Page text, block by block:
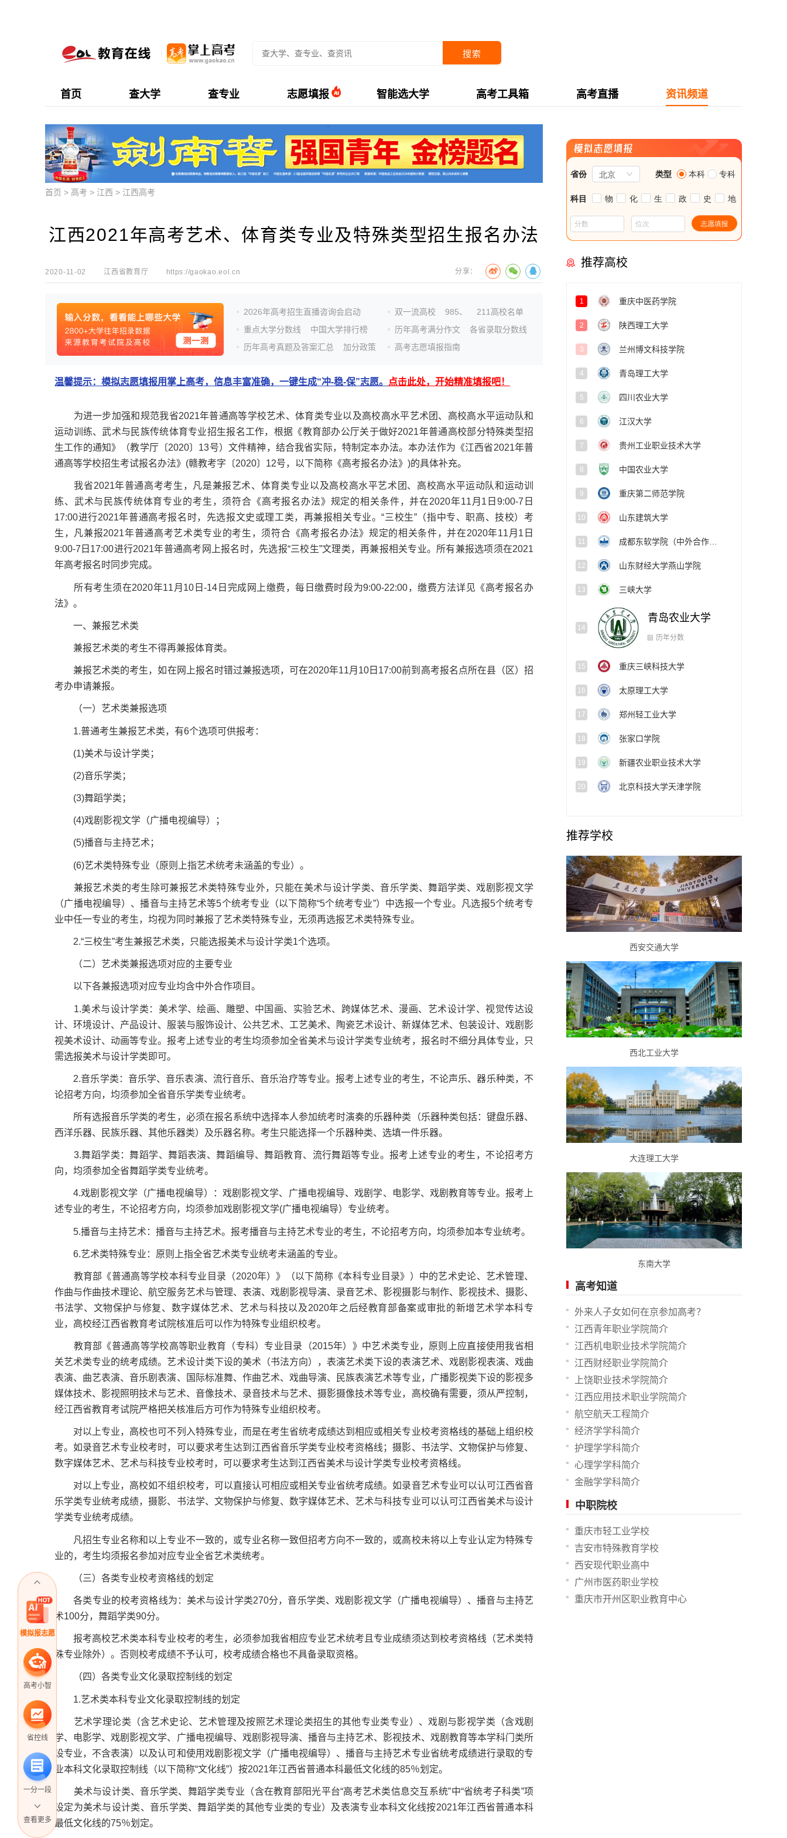
搜索
首页 查大学 查专业 志愿填报 智能选大学 高考工具箱 高考直播 资讯频道
模拟报志愿
高考小智
省控线
一分一段
查看更多
首页 > 高考 > 江西 > 江西高考
江西2021年高考艺术、体育类专业及特殊类型招生报名办法
2020-11-02 江西省教育厅 https://gaokao.eol.cn 分享：
2026年高考招生直播咨询会启动
重点大学分数线
中国大学排行榜
历年高考真题及答案汇总
加分政策
双一流高校 985、
211高校名单
历年高考满分作文
各省录取分数线
高考志愿填报指南
温馨提示：模拟志愿填报用掌上高考，信息丰富准确，一键生成“冲-稳-保”志愿。 点击此处，开始精准填报吧！
为进一步加强和规范我省2021年普通高等学校艺术、体育类专业以及高校高水平艺术团、高校高水平运动队和
运动训练、武术与民族传统体育专业招生报名工作，根据《教育部办公厅关于做好2021年普通高校部分特殊类型招
生工作的通知》（教学厅〔2020〕13号）文件精神，结合我省实际，特制定本办法。本办法作为《江西省2021年普
通高等学校招生考试报名办法》(赣教考字〔2020〕12号，以下简称《高考报名办法》)的具体补充。
我省2021年普通高考考生，凡是兼报艺术、体育类专业以及高校高水平艺术团、高校高水平运动队和运动训
练、武术与民族传统体育专业的考生，须符合《高考报名办法》规定的相关条件，并在2020年11月1日9:00-7日
17:00进行2021年普通高考报名时，先选报文史或理工类，再兼报相关专业。“三校生”（指中专、职高、技校）考
生，凡兼报2021年普通高考艺术类专业的考生，须符合《高考报名办法》规定的相关条件，并在2020年11月1日
9:00-7日17:00进行2021年普通高考网上报名时，先选报“三校生”文理类，再兼报相关专业。所有兼报选项须在2021
年高考报名时同步完成。
所有考生须在2020年11月10日-14日完成网上缴费，每日缴费时段为9:00-22:00，缴费方法详见《高考报名办
法》。
一、兼报艺术类
兼报艺术类的考生不得再兼报体育类。
兼报艺术类的考生，如在网上报名时错过兼报选项，可在2020年11月10日17:00前到高考报名点所在县（区）招
考办申请兼报。
（一）艺术类兼报选项
1.普通考生兼报艺术类，有6个选项可供报考：
(1)美术与设计学类；
(2)音乐学类；
(3)舞蹈学类；
(4)戏剧影视文学（广播电视编导）；
(5)播音与主持艺术；
(6)艺术类特殊专业（原则上指艺术统考未涵盖的专业）。
兼报艺术类的考生除可兼报艺术类特殊专业外，只能在美术与设计学类、音乐学类、舞蹈学类、戏剧影视文学
（广播电视编导）、播音与主持艺术等5个统考专业（以下简称“5个统考专业”）中选报一个专业。凡选报5个统考专
业中任一专业的考生，均视为同时兼报了艺术类特殊专业，无须再选报艺术类特殊专业。
2.“三校生”考生兼报艺术类，只能选报美术与设计学类1个选项。
（二）艺术类兼报选项对应的主要专业
以下各兼报选项对应专业均含中外合作项目。
1.美术与设计学类：美术学、绘画、雕塑、中国画、实验艺术、跨媒体艺术、漫画、艺术设计学、视觉传达设
计、环境设计、产品设计、服装与服饰设计、公共艺术、工艺美术、陶瓷艺术设计、新媒体艺术、包装设计、戏剧影
视美术设计、动画等专业。报考上述专业的考生均须参加全省美术与设计学类专业统考，报名时不细分具体专业，只
需选报美术与设计学类即可。
2.音乐学类：音乐学、音乐表演、流行音乐、音乐治疗等专业。报考上述专业的考生，不论声乐、器乐种类，不
论招考方向，均须参加全省音乐学类专业统考。
所有选报音乐学类的考生，必须在报名系统中选择本人参加统考时演奏的乐器种类（乐器种类包括：键盘乐器、
西洋乐器、民族乐器、其他乐器类）及乐器名称。考生只能选择一个乐器种类、选填一件乐器。
3.舞蹈学类：舞蹈学、舞蹈表演、舞蹈编导、舞蹈教育、流行舞蹈等专业。报考上述专业的考生，不论招考方
向，均须参加全省舞蹈学类专业统考。
4.戏剧影视文学（广播电视编导）：戏剧影视文学、广播电视编导、戏剧学、电影学、戏剧教育等专业。报考上
述专业的考生，不论招考方向，均须参加戏剧影视文学(广播电视编导）专业统考。
5.播音与主持艺术：播音与主持艺术。报考播音与主持艺术专业的考生，不论招考方向，均须参加本专业统考。
6.艺术类特殊专业：原则上指全省艺术类专业统考未涵盖的专业。
教育部《普通高等学校本科专业目录（2020年）》（以下简称《本科专业目录》）中的艺术史论、艺术管理、
作曲与作曲技术理论、航空服务艺术与管理、表演、戏剧影视导演、录音艺术、影视摄影与制作、影视技术、摄影、
书法学、文物保护与修复、数字媒体艺术、艺术与科技以及2020年之后经教育部备案或审批的新增艺术学本科专
业，高校经江西省教育考试院核准后可以作为特殊专业组织校考。
教育部《普通高等学校高等职业教育（专科）专业目录（2015年）》中艺术类专业，原则上应直接使用我省相
关艺术类专业的统考成绩。艺术设计类下设的美术（书法方向），表演艺术类下设的表演艺术、戏剧影视表演、戏曲
表演、曲艺表演、音乐剧表演、国际标准舞、作曲艺术、戏曲导演、民族表演艺术等专业，广播影视类下设的影视多
媒体技术、影视照明技术与艺术、音像技术、录音技术与艺术、摄影摄像技术等专业，高校确有需要，须从严控制，
经江西省教育考试院严格把关核准后方可作为特殊专业组织校考。
对以上专业，高校也可不列入特殊专业，而是在考生省统考成绩达到相应或相关专业校考资格线的基础上组织校
考。如录音艺术专业校考时，可以要求考生达到江西省音乐学类专业校考资格线；摄影、书法学、文物保护与修复、
数字媒体艺术、艺术与科技专业校考时，可以要求考生达到江西省美术与设计学类专业校考资格线。
对以上专业，高校如不组织校考，可以直接认可相应或相关专业省统考成绩。如录音艺术专业可以认可江西省音
乐学类专业统考成绩，摄影、书法学、文物保护与修复、数字媒体艺术、艺术与科技专业可以认可江西省美术与设计
学类专业统考成绩。
凡招生专业名称和以上专业不一致的，或专业名称一致但招考方向不一致的，或高校未将以上专业认定为特殊专
业的，考生均须报名参加对应专业全省艺术类统考。
（三）各类专业校考资格线的划定
各类专业的校考资格线为：美术与设计学类270分，音乐学类、戏剧影视文学（广播电视编导）、播音与主持艺
术100分，舞蹈学类90分。
报考高校艺术类本科专业校考的考生，必须参加我省相应专业艺术统考且专业成绩须达到校考资格线（艺术类特
殊专业除外）。否则校考成绩不予认可，校考成绩合格也不具备录取资格。
（四）各类专业文化录取控制线的划定
1.艺术类本科专业文化录取控制线的划定
艺术学理论类（含艺术史论、艺术管理及按照艺术理论类招生的其他专业类专业）、戏剧与影视学类（含戏剧
学、电影学、戏剧影视文学、广播电视编导、戏剧影视导演、播音与主持艺术、影视技术、戏剧教育等本学科门类所
设专业，不含表演）以及认可和使用戏剧影视文学（广播电视编导）、播音与主持艺术专业省统考成绩进行录取的专
业本科文化录取控制线（以下简称“文化线”）按2021年江西省普通本科最低文化线的85％划定。
美术与设计类、音乐学类、舞蹈学类专业（含在教育部阳光平台“高考艺术类信息交互系统”中“省统考子科类”项
设定为美术与设计类、音乐学类、舞蹈学类的其他专业类的专业）及表演专业本科文化线按2021年江西省普通本科
最低文化线的75％划定。
推荐高校
1 重庆中医药学院
2 陕西理工大学
3 兰州博文科技学院
4 青岛理工大学
5 四川农业大学
6 江汉大学
7 贵州工业职业技术大学
8 中国农业大学
9 重庆第二师范学院
10 山东建筑大学
11
12 山东财经大学燕山学院
13 三峡大学
青岛农业大学
历年分数
16 太原理工大学
17 郑州轻工业大学
18 张家口学院
19 新疆农业职业技术大学
20 北京科技大学天津学院
推荐学校
西安交通大学
西北工业大学
大连理工大学
东南大学
高考知道
外来人子女如何在京参加高考？
江西青年职业学院简介
江西机电职业技术学院简介
江西财经职业学院简介
上饶职业技术学院简介
江西应用技术职业学院简介
航空航天工程简介
经济学学科简介
护理学学科简介
心理学学科简介
金融学学科简介
中职院校
重庆市轻工业学校
吉安市特殊教育学校
西安现代职业高中
广州市医药职业学校
重庆市开州区职业教育中心